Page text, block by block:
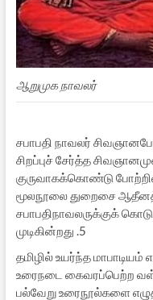
ஆறுமுக நாவலர்
சபாபதி நாவலர்
சிறப்புச் சேர்த்த
குருவாகக்கொண்டு
மூலநூலை துறைசை
சபாபதிநாவலருக்குக்
முடிகின்றது .5
தமிழில் உயர்ந்த
உரைநடை கைவரப்பெற்ற
பல்வேறு உரைநூல்களை